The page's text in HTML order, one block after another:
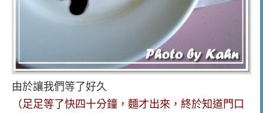
由於讓我們等了好久
（足足等了快四十分鐘，麵才出來，終於知道門口